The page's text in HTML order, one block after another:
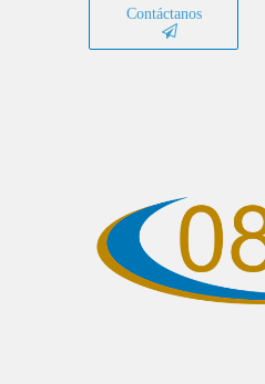
Contáctanos